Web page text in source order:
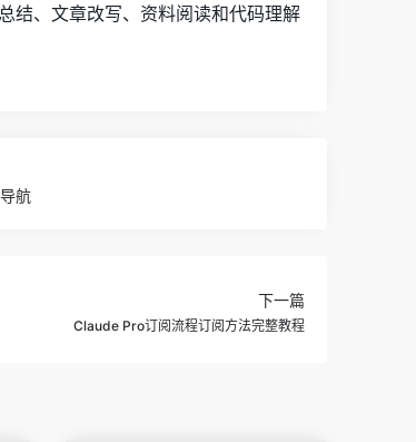
结、文章改写、资料阅读和代码理解
航
下一篇
Claude Pro订阅流程订阅方法完整教程